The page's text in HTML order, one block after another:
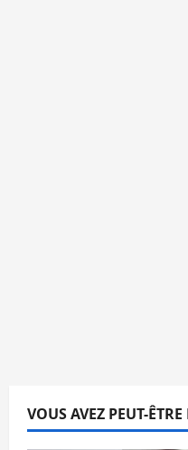
VOUS AVEZ PEUT-ÊTRE